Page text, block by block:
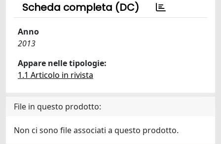
Scheda completa (DC)
Anno
2013
Appare nelle tipologie:
1.1 Articolo in rivista
File in questo prodotto:
Non ci sono file associati a questo prodotto.